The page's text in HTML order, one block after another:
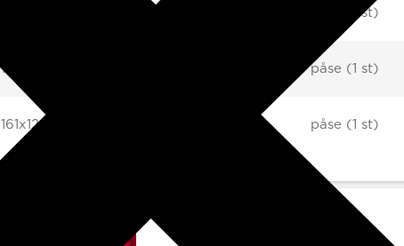
påse (1 st)
135x110x45 mm påse (1 st)
161x122x57 mm påse (1 st)